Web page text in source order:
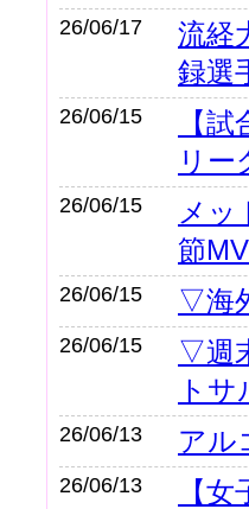
26/06/17
流経
録選
26/06/15
【
リー
26/06/15
メッ
節
26/06/15 ▽海
26/06/15
▽週
トサ
26/06/13 アル
26/06/13
【